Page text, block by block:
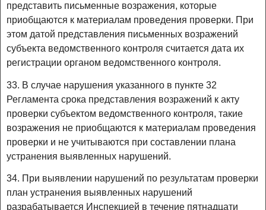
представить письменные возражения, которые
приобщаются к материалам проведения проверки. При
этом датой представления письменных возражений
субъекта ведомственного контроля считается дата их
регистрации органом ведомственного контроля.
33. В случае нарушения указанного в пункте 32
Регламента срока представления возражений к акту
проверки субъектом ведомственного контроля, такие
возражения не приобщаются к материалам проведения
проверки и не учитываются при составлении плана
устранения выявленных нарушений.
34. При выявлении нарушений по результатам проверки
план устранения выявленных нарушений
разрабатывается Инспекцией в течение пятнадцати